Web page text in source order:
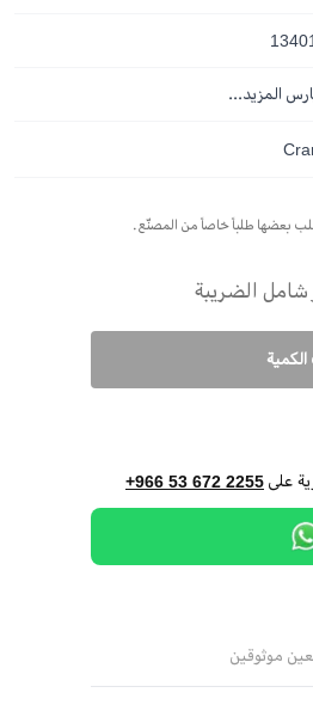
المزيد...
بعضها طلباً خاصاً من المصنّع.
شامل الضريبة
على +966 53 672 2255
موثوقين